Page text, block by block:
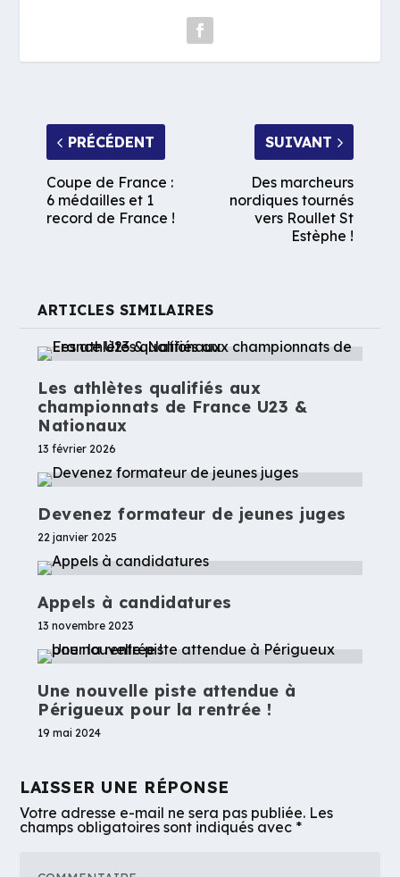
PRÉCÉDENT
Coupe de France :
6 médailles et 1
record de France !
SUIVANT
Des marcheurs
nordiques tournés
vers Roullet St
Estèphe !
ARTICLES SIMILAIRES
Les athlètes qualifiés aux
championnats de France U23 &
Nationaux
13 février 2026
Devenez formateur de jeunes juges
22 janvier 2025
Appels à candidatures
13 novembre 2023
Une nouvelle piste attendue à
Périgueux pour la rentrée !
19 mai 2024
LAISSER UNE RÉPONSE
Votre adresse e-mail ne sera pas publiée. Les
champs obligatoires sont indiqués avec *